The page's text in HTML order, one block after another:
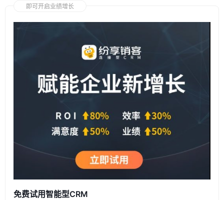
即可开启业绩增长
免费试用智能型CRM